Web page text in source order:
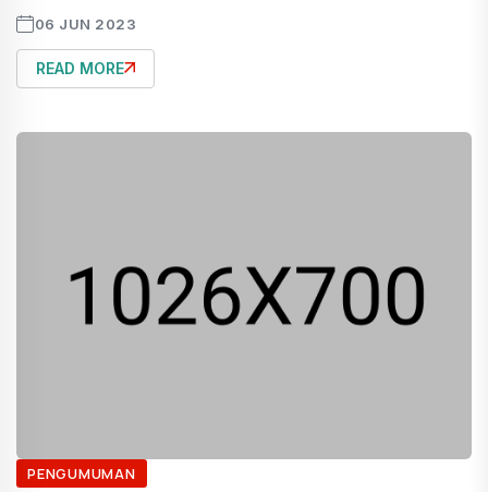
06 JUN 2023
READ MORE
PENGUMUMAN